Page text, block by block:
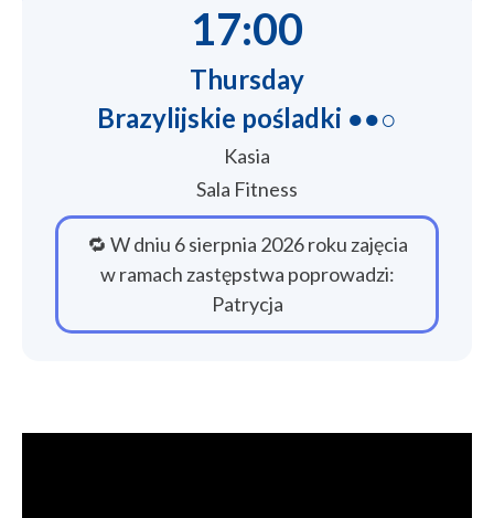
17:00
Thursday
Brazylijskie pośladki ●●○
Kasia
Sala Fitness
🔁 W dniu 6 sierpnia 2026 roku zajęcia
w ramach zastępstwa poprowadzi:
Patrycja